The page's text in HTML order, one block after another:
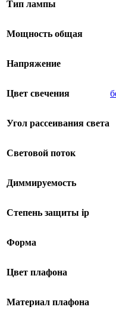
Тип лампы
Мощность общая
Напряжение
Цвет свечения
Угол рассеивания света
Световой поток
Диммируемость
Степень защиты ip
Форма
Цвет плафона
Материал плафона